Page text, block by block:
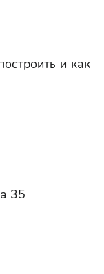
и как
35